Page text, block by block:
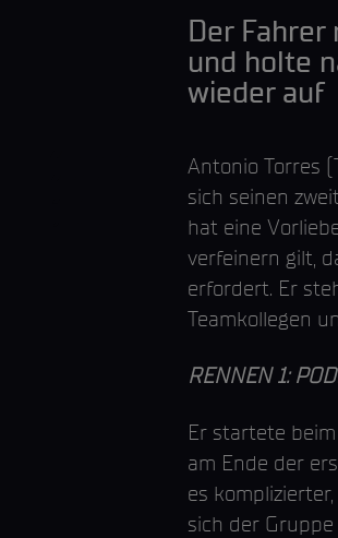
Der
und holte
wieder auf
Antonio Torres
sich seinen
hat eine
verfeinern gilt,
erfordert. Er
Teamkollegen
RENNEN 1:
Er startete
am Ende der
es
sich der